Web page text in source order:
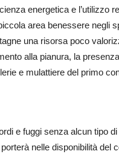
energetica e l’utilizzo
area benessere negli
una risorsa poco
alla pianura, la
e mulattiere del primo
e fuggi senza alcun tipo
nelle disponibilità del